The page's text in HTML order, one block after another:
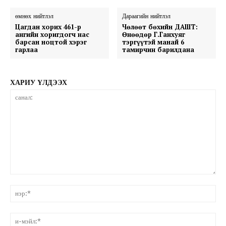
өмнөх нийтлэл
Цагдан хорих 461-р
ангийн хоригдогч нас
барсан ноцтой хэрэг
гарлаа
Дараагийн нийтлэл
Чөлөөт бөхийн ДАШТ:
Өнөөдөр Г.Ганхуяг
тэргүүтэй манай 6
тамирчин барилдана
ХАРИУ ҮЛДЭЭХ